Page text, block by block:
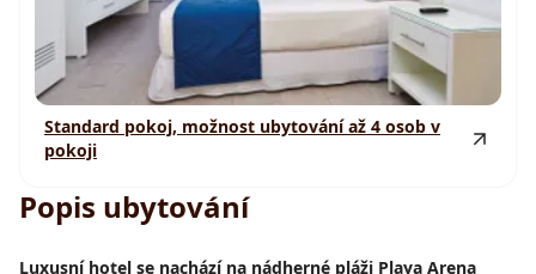
Standard pokoj, možnost ubytování až 4 osob v
pokoji
Popis ubytování
Luxusní hotel se nachází na nádherné pláži Playa Arena